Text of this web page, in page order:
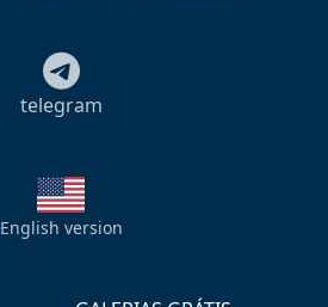
telegram
English version